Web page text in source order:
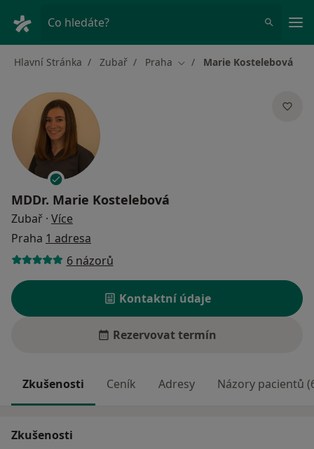
Co hledáte?
Hlavní Stránka Zubař Praha Změna města
Marie Kostelebová
MDDr. Marie Kostelebová
Zubař · Více
Praha 1 adresa
6 názorů
Kontaktní údaje
Rezervovat termín
Zkušenosti Ceník Adresy Názory pacientů
Zkušenosti